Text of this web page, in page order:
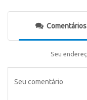
Comentários
Seu